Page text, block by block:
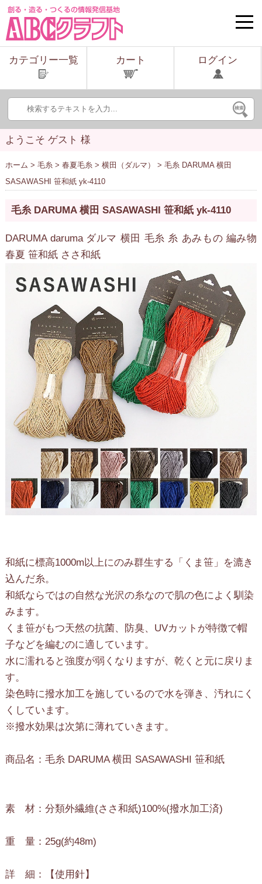
toggle
カテゴリー一覧
カート ログイン
ようこそ ゲスト 様
ホーム > 毛糸> 春夏毛糸> 横田（ダルマ）
> 毛糸 DARUMA 横田
SASAWASHI 笹和紙 yk-4110
毛糸 DARUMA 横田 SASAWASHI 笹和紙 yk-4110
DARUMA daruma ダルマ 横田 毛糸 糸 あみもの 編み物
春夏 笹和紙 ささ和紙
和紙に標高1000m以上にのみ群生する「くま笹」を漉き
込んだ糸。
和紙ならではの自然な光沢の糸なので肌の色によく馴染
みます。
くま笹がもつ天然の抗菌、防臭、UVカットが特徴で帽
子などを編むのに適しています。
水に濡れると強度が弱くなりますが、乾くと元に戻りま
す。
染色時に撥水加工を施しているので水を弾き、汚れにく
くしています。
※撥水効果は次第に薄れていきます。
商品名：毛糸 DARUMA 横田 SASAWASHI 笹和紙
素 材：分類外繊維(ささ和紙)100%(撥水加工済)
重 量：25g(約48m)
詳 細：【使用針】